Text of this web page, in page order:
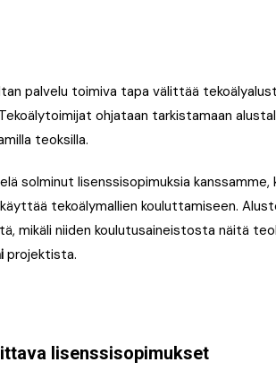
palvelu toimiva tapa välittää
ohjataan tarkistamaan
teoksilla.
solminut lisenssisopimuksia
tekoälymallien kouluttamiseen.
mikäli niiden koulutusaineistosta näitä
projektista.
lisenssisopimukset